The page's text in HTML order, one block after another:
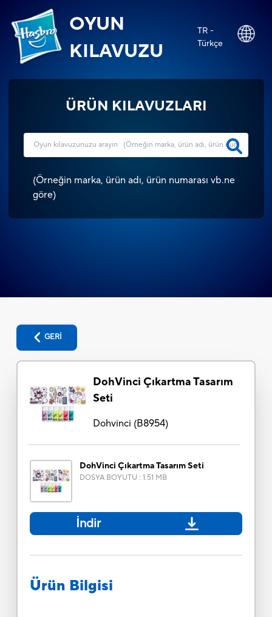
OYUN
KILAVUZU
TR -
Türkçe
ÜRÜN KILAVUZLARI
(Örneğin marka, ürün adı, ürün numarası vb.ne
göre)
GERİ
DohVinci Çıkartma Tasarım
Seti
Dohvinci (B8954)
DohVinci Çıkartma Tasarım Seti
DOSYA BOYUTU : 1.51 MB
İndir
Ürün Bilgisi